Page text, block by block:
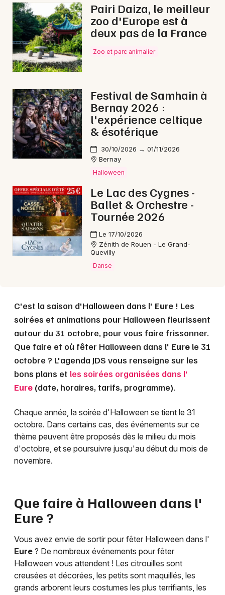
Actus dans l' Eure
Magazine dans l' Eure
27 - Eure
Choisir mes départements
Mon email
Pairi Daiza, le meilleur
zoo d'Europe est à
deux pas de la France
Zoo et parc animalier
Festival de Samhain à
Bernay 2026 :
l'expérience celtique
& ésotérique
30/10/2026 → 01/11/2026
Bernay
Halloween
Le Lac des Cygnes -
Ballet & Orchestre -
Tournée 2026
Le 17/10/2026
Zénith de Rouen - Le Grand-
Quevilly
Danse
C'est la saison d'Halloween dans l' Eure ! Les
soirées et animations pour Halloween fleurissent
autour du 31 octobre, pour vous faire frissonner.
Que faire et où fêter Halloween dans l' Eure le 31
octobre ? L'agenda JDS vous renseigne sur les
bons plans et les soirées organisées dans l'
Eure (date, horaires, tarifs, programme).
Chaque année, la soirée d'Halloween se tient le 31
octobre. Dans certains cas, des événements sur ce
thème peuvent être proposés dès le milieu du mois
d'octobre, et se poursuivre jusqu'au début du mois de
novembre.
Que faire à Halloween dans l'
Eure ?
Vous avez envie de sortir pour fêter Halloween dans l'
Eure ? De nombreux événements pour fêter
Halloween vous attendent ! Les citrouilles sont
creusées et décorées, les petits sont maquillés, les
grands arborent leurs costumes les plus terrifiants, les